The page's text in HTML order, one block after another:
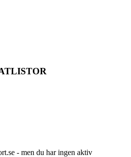
- men du har ingen aktiv